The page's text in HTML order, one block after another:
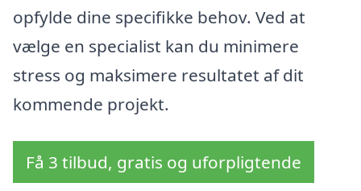
opfylde dine specifikke behov. Ved at
vælge en specialist kan du minimere
stress og maksimere resultatet af dit
kommende projekt.
Få 3 tilbud, gratis og uforpligtende